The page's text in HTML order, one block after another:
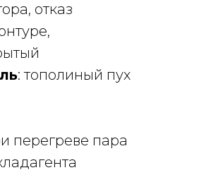
отказ
: тополиный пух
перегреве пара